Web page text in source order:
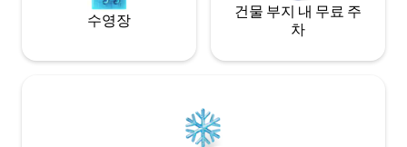
수영장
건물 부지 내 무료 주
차